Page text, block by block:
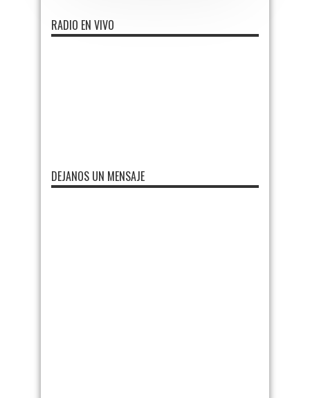
RADIO EN VIVO
DEJANOS UN MENSAJE